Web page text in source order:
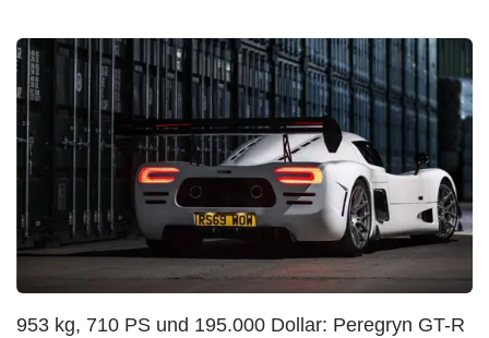
953 kg, 710 PS und 195.000 Dollar: Peregryn GT-R